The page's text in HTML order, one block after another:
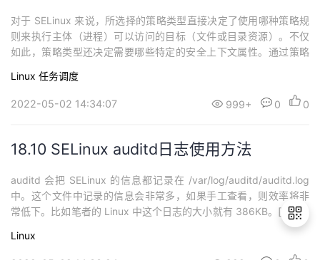
对于 SELinux 来说，所选择的策略类型直接决定了使用哪种策略规
则来执行主体（进程）可以访问的目标（文件或目录资源）。不仅
如此，策略类型还决定需要哪些特定的安全上下文属性。通过策略
x 提供 3 种不同的策略可供选择，分别是 Targeted、MLS 以及 Mi
Nimum。每个策略分别实现了可满足不同需求的访问控制，...
Linux 任务调度
2022-05-02 14:34:07 999+ 0 0
18.10 SELinux auditd日志使用方法
auditd 会把 SELinux 的信息都记录在 /var/log/auditd/auditd.log
中。这个文件中记录的信息会非常多，如果手工查看，则效率将非
常低下。比如笔者的 Linux 中这个日志的大小就有 386KB。[root@
localhost ~]# ll -h /var/log/audit/audit.log-rw-------.1 root root 3
86K 6月 5...
Linux